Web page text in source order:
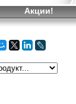
Акции!